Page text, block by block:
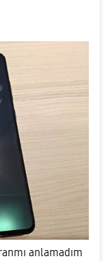
anlamadım